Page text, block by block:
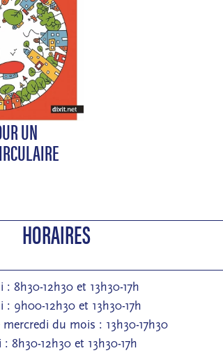
UN
HORAIRES
: 8h30-12h30 et 13h30-17h
: 9h00-12h30 et 13h30-17h
mercredi du mois : 13h30-17h30
: 8h30-12h30 et 13h30-17h